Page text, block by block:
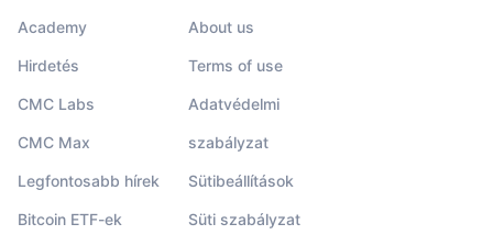
Academy
Hirdetés
CMC Labs
CMC Max
Legfontosabb hírek
Bitcoin ETF-ek
About us
Terms of use
Adatvédelmi
szabályzat
Sütibeállítások
Süti szabályzat